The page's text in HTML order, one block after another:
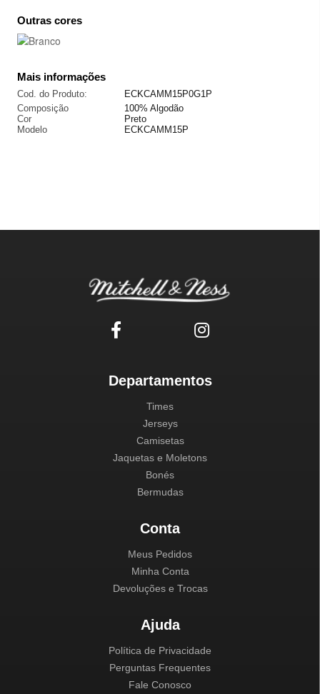
Outras cores
Mais informações
Cod. do Produto:
ECKCAMM15P0G1P
Composição
100% Algodão
Cor
Preto
Modelo
ECKCAMM15P
Departamentos
Times
Jerseys
Camisetas
Jaquetas e Moletons
Bonés
Bermudas
Conta
Meus Pedidos
Minha Conta
Devoluções e Trocas
Ajuda
Política de Privacidade
Perguntas Frequentes
Fale Conosco